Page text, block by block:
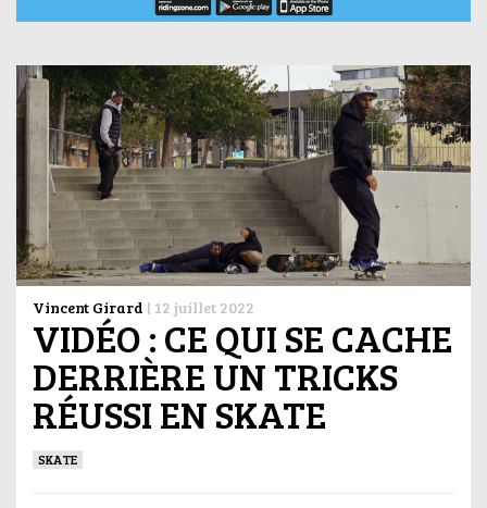
Vincent Girard | 12 juillet 2022
VIDÉO : CE QUI SE CACHE
DERRIÈRE UN TRICKS
RÉUSSI EN SKATE
SKATE